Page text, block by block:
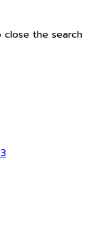
close the search